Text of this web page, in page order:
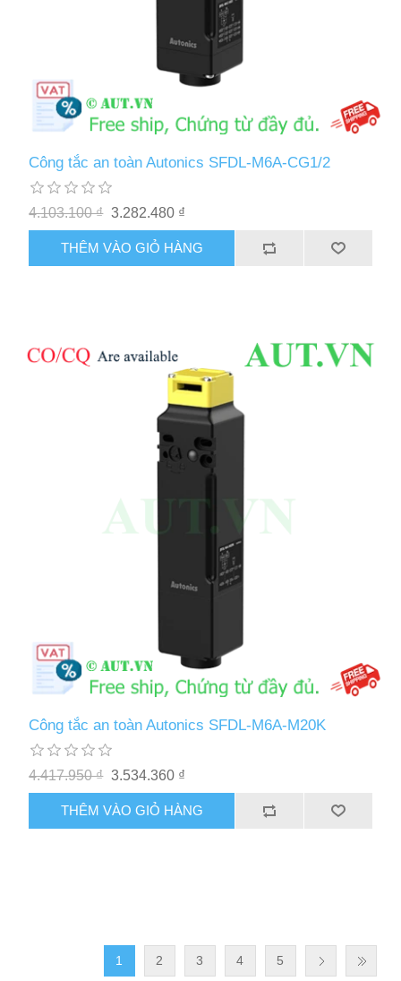
Công tắc an toàn Autonics SFDL-M6A-CG1/2
4.103.100 ₫ 3.282.480 ₫
THÊM VÀO GIỎ HÀNG
Công tắc an toàn Autonics SFDL-M6A-M20K
4.417.950 ₫ 3.534.360 ₫
THÊM VÀO GIỎ HÀNG
1 2 3 4 5